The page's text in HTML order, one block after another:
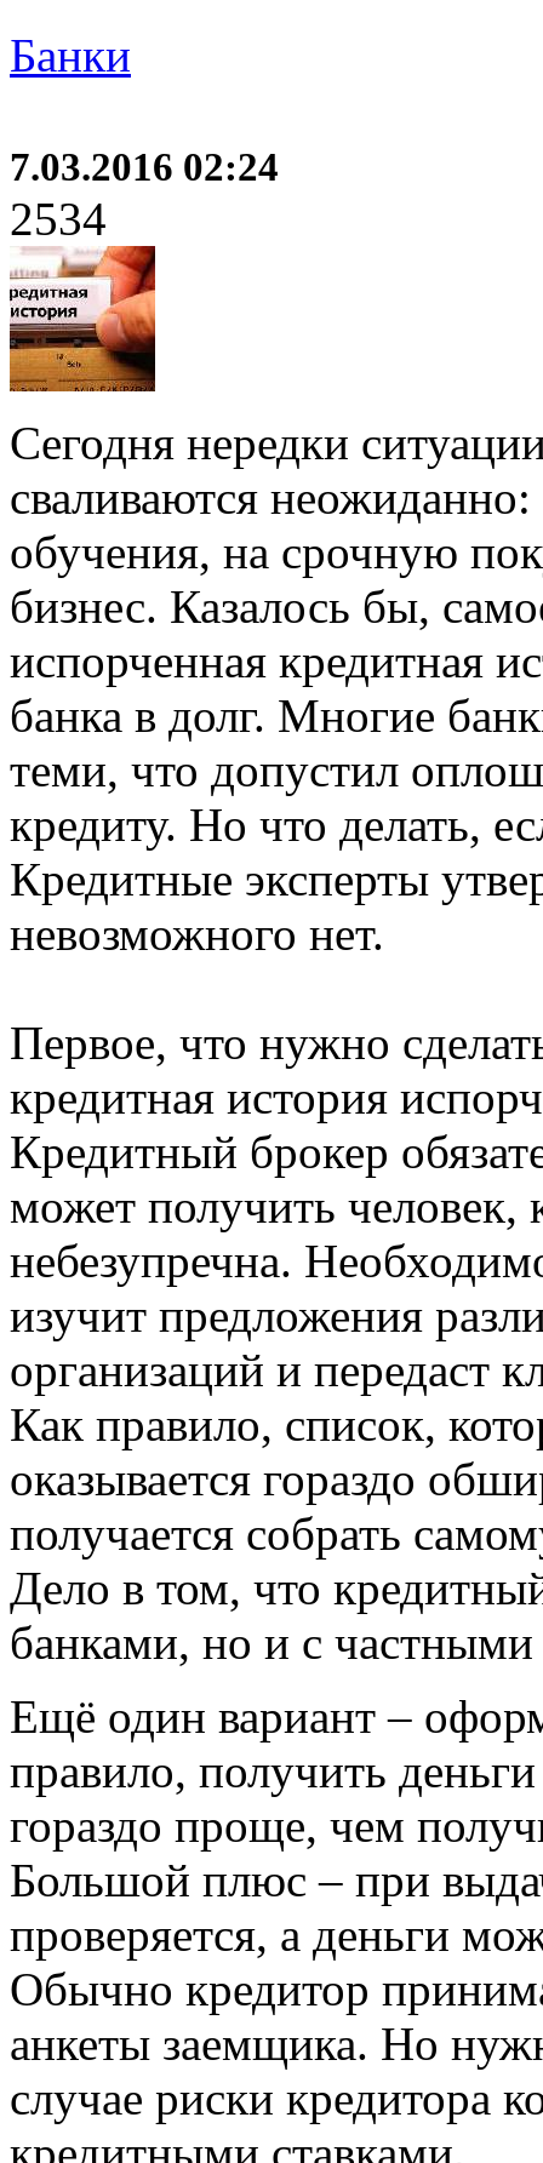
Банки
7.03.2016 02:24
2534
Сегодня нередки
сваливаются
обучения, на срочную
бизнес. Казалось бы,
испорченная кредитная
банка в долг. Многие
теми, что допустил
кредиту. Но что делать,
Кредитные эксперты
невозможного нет.
Первое, что нужно
кредитная история
Кредитный брокер
может получить человек,
небезупречна.
изучит предложения
организаций и передаст
Как правило, список,
оказывается гораздо
получается собрать
Дело в том, что
банками, но и с
Ещё один вариант –
правило, получить
гораздо проще, чем
Большой плюс – при
проверяется, а деньги
Обычно кредитор
анкеты заемщика. Но
случае риски кредитора
кредитными ставками.